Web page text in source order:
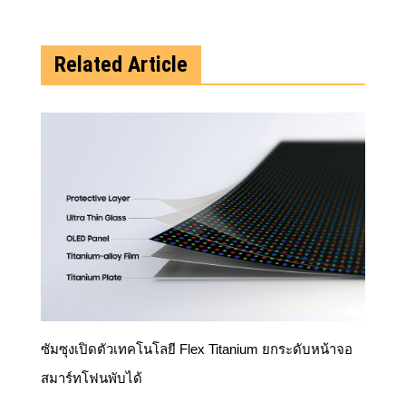
Related Article
ซัมซุงเปิดตัวเทคโนโลยี Flex Titanium ยกระดับหน้าจอ
สมาร์ทโฟนพับได้